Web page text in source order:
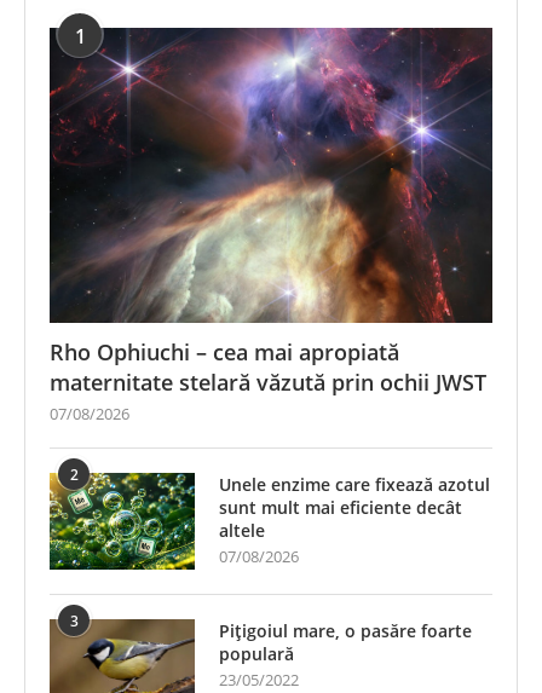
1
Rho Ophiuchi – cea mai apropiată
maternitate stelară văzută prin ochii JWST
07/08/2026
2
Unele enzime care fixează azotul
sunt mult mai eficiente decât
altele
07/08/2026
3
Pițigoiul mare, o pasăre foarte
populară
23/05/2022